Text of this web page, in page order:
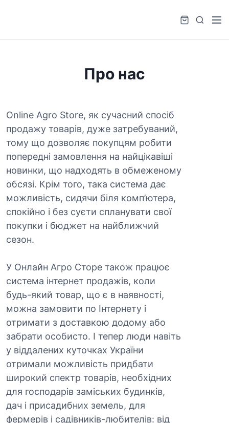
p
S
M
Про нас
Online Agro Store, як сучасний спосіб
продажу товарів, дуже затребуваний,
тому що дозволяє покупцям робити
попередні замовлення на найцікавіші
новинки, що надходять в обмеженому
обсязі. Крім того, така система дає
можливість, сидячи біля комп’ютера,
спокійно і без суєти спланувати свої
покупки і бюджет на найближчий
сезон.
У Онлайн Агро Сторе також працює
система інтернет продажів, коли
будь-який товар, що є в наявності,
можна замовити по Інтернету і
отримати з доставкою додому або
забрати особисто. І тепер люди навіть
у віддалених куточках України
отримали можливість придбати
широкий спектр товарів, необхідних
для господарів заміських будинків,
дач і присадибних земель, для
фермерів і садівників-любителів: від